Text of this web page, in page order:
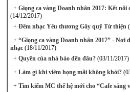
+Giọng ca vàng Doanh nhân 2017: Kết nối
(14/12/2017)
+Đêm nhạc Yêu thương Gây quỹ Từ thiện
+“Giọng ca vàng Doanh nhân 2017” - Nơi
nhạc(18/11/2017)
+Quyền của nhà báo đến đâu?(03/11/2017)
+Làm gì khi viêm họng mãi không khỏi?
+Tìm kiếm MC thế hệ mới cho “Cafe sáng